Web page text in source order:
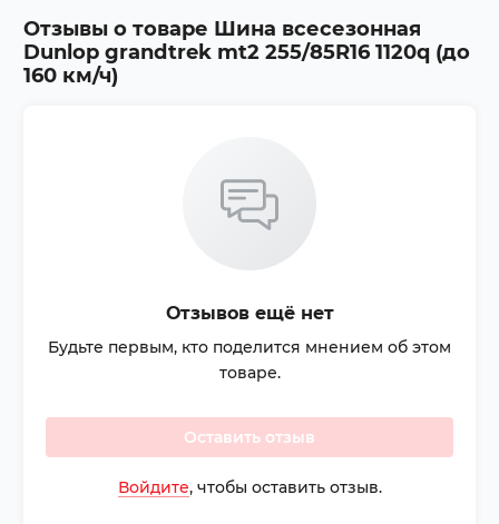
Отзывы о товаре Шина всесезонная
Dunlop grandtrek mt2 255/85R16 1120q (до
160 км/ч)
Отзывов ещё нет
Будьте первым, кто поделится мнением об этом
товаре.
Оставить отзыв
Войдите, чтобы оставить отзыв.